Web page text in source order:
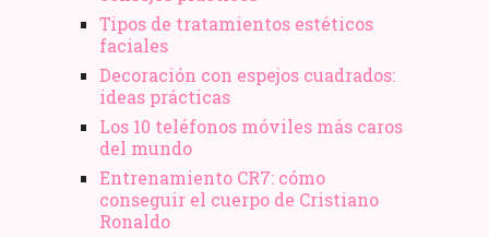
Tipos de tratamientos estéticos
faciales
Decoración con espejos cuadrados:
ideas prácticas
Los 10 teléfonos móviles más caros
del mundo
Entrenamiento CR7: cómo
conseguir el cuerpo de Cristiano
Ronaldo